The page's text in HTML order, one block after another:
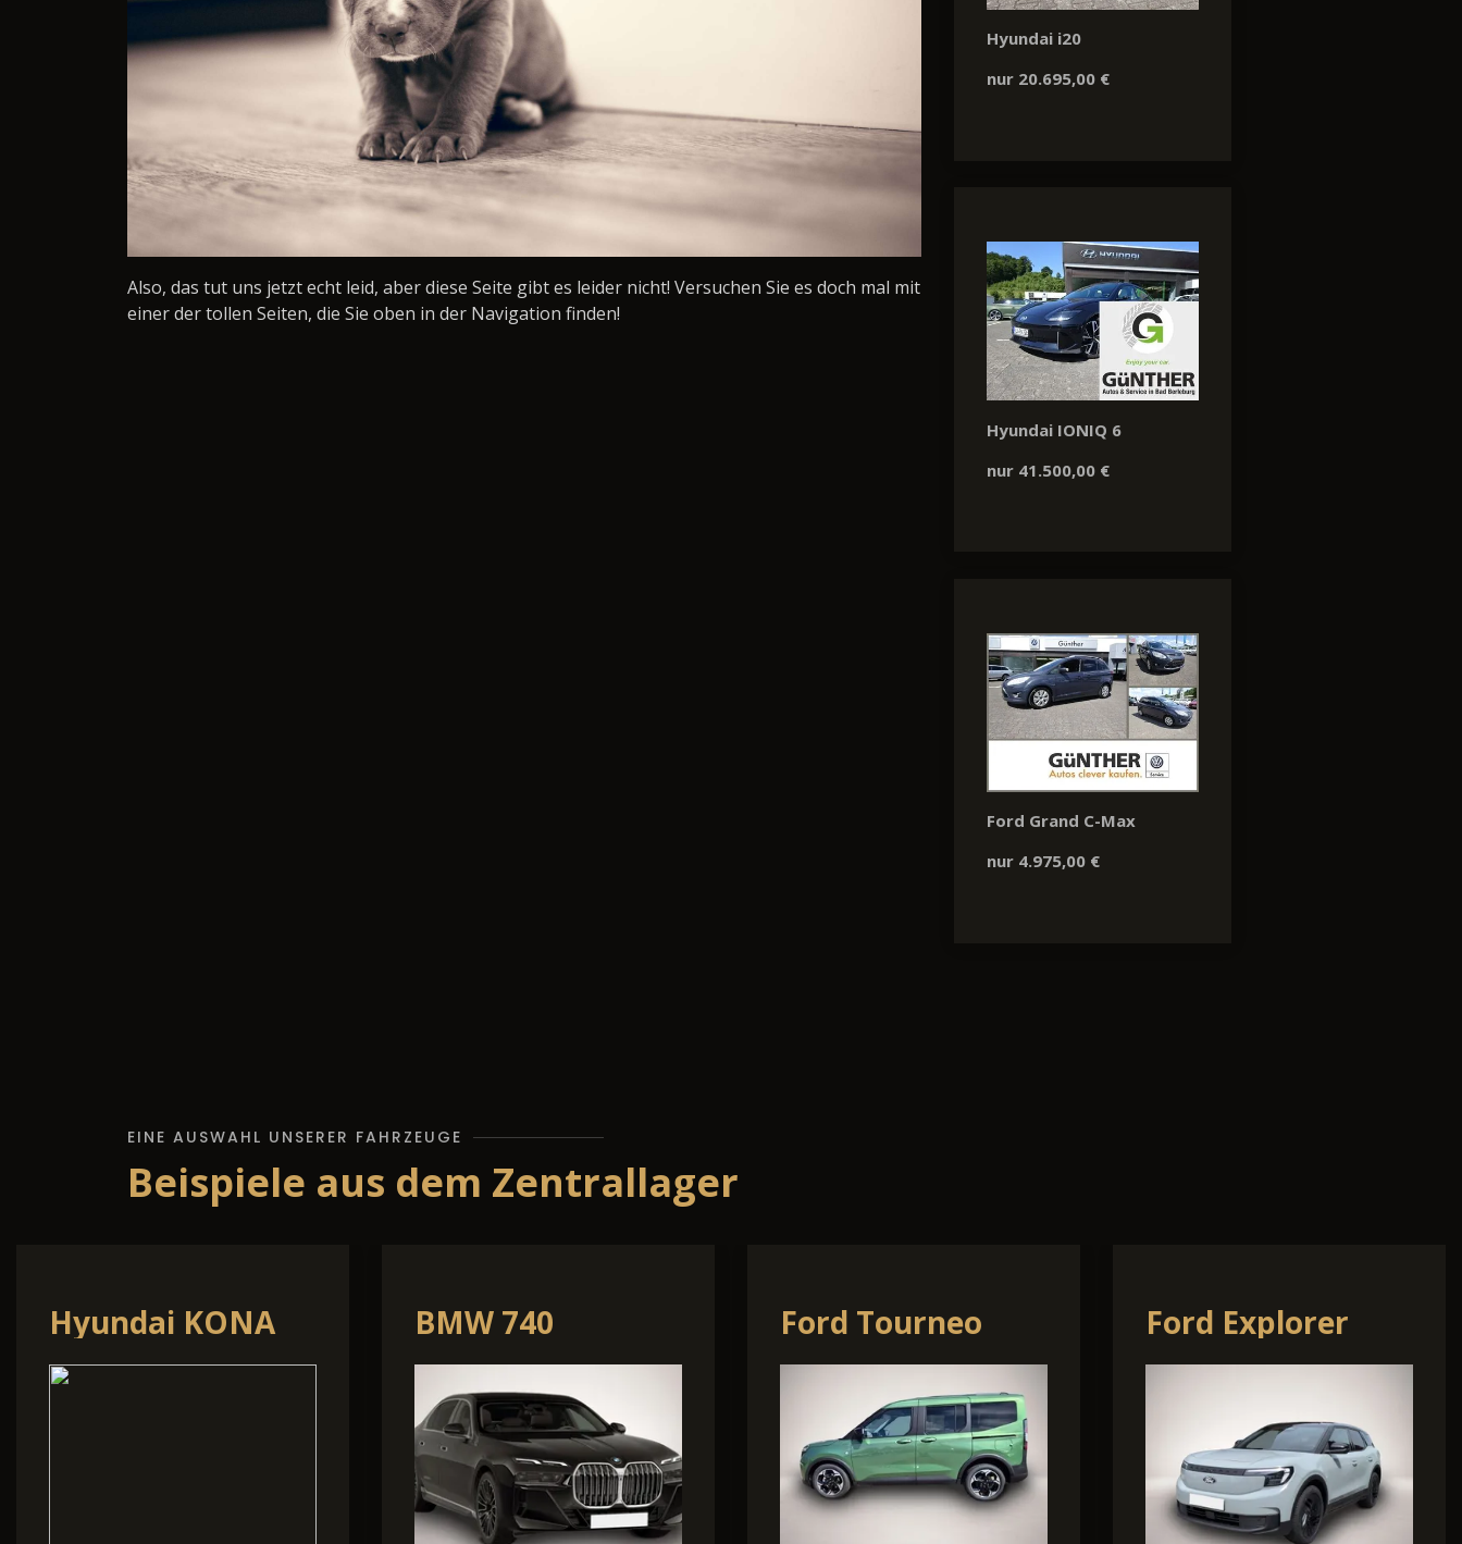
Also, das tut uns jetzt echt leid, aber diese Seite gibt es leider nicht! Versuchen Sie es doch mal mit
einer der tollen Seiten, die Sie oben in der Navigation finden!
Hyundai i20
nur 20.695,00 €
Hyundai IONIQ 6
nur 41.500,00 €
Ford Grand C-Max
nur 4.975,00 €
EINE AUSWAHL UNSERER FAHRZEUGE
Beispiele aus dem Zentrallager
Volvo XC60
Volkswagen T-
Roc
Volkswagen
Caddy Maxi
Ford Transit
Custom